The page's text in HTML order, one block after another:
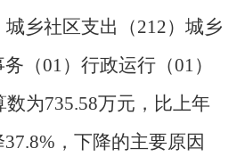
城乡社区支出 （212）城乡
（01 ）行政运行（01 ）
数为735.58万元， 比上年
37.8%，下降的主要原因